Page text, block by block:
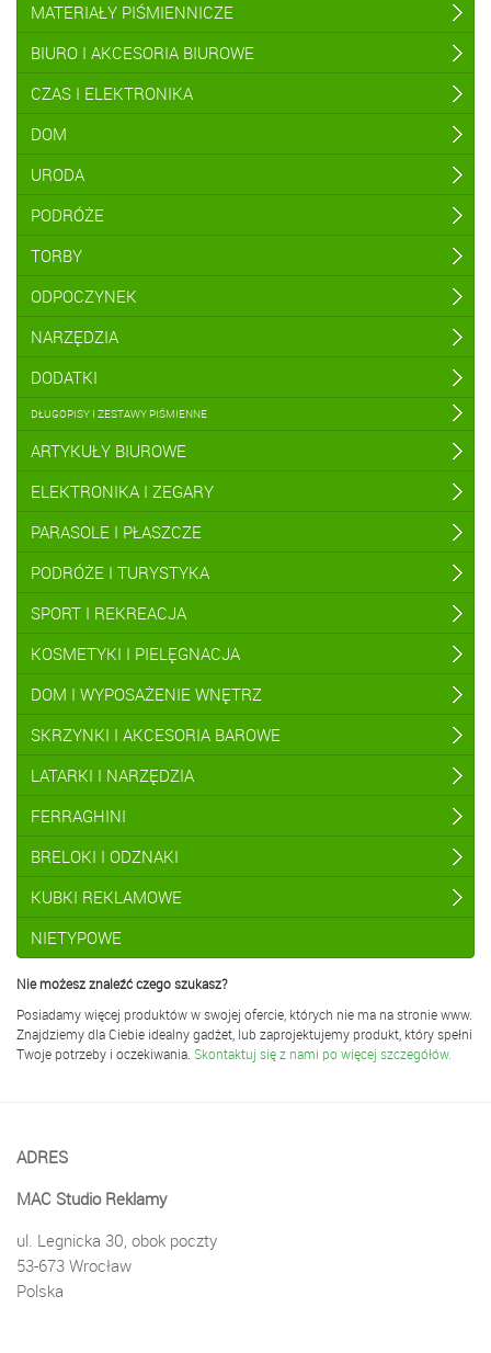
MATERIAŁY PIŚMIENNICZE
BIURO I AKCESORIA BIUROWE
CZAS I ELEKTRONIKA
DOM
URODA
PODRÓŻE
TORBY
ODPOCZYNEK
NARZĘDZIA
DODATKI
DŁUGOPISY I ZESTAWY PIŚMIENNE
ARTYKUŁY BIUROWE
ELEKTRONIKA I ZEGARY
PARASOLE I PŁASZCZE
PODRÓŻE I TURYSTYKA
SPORT I REKREACJA
KOSMETYKI I PIELĘGNACJA
DOM I WYPOSAŻENIE WNĘTRZ
SKRZYNKI I AKCESORIA BAROWE
LATARKI I NARZĘDZIA
FERRAGHINI
BRELOKI I ODZNAKI
KUBKI REKLAMOWE
NIETYPOWE
Nie możesz znaleźć czego szukasz?
Posiadamy więcej produktów w swojej ofercie, których nie ma na stronie www.
Znajdziemy dla Ciebie idealny gadżet, lub zaprojektujemy produkt, który spełni
Twoje potrzeby i oczekiwania. Skontaktuj się z nami po więcej szczegółów.
ADRES
MAC Studio Reklamy
ul. Legnicka 30, obok poczty
53-673 Wrocław
Polska